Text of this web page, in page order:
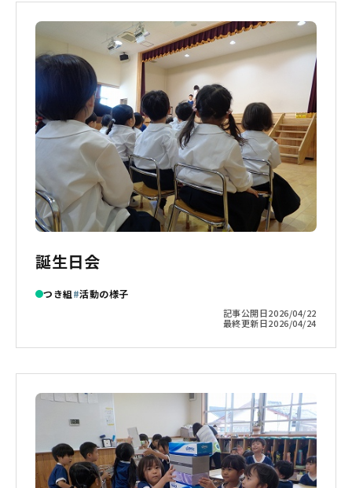
誕生日会
つき組 活動の様子
記事公開日2026/04/22
最終更新日2026/04/24